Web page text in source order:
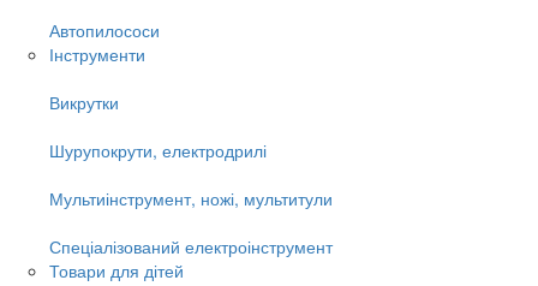
Автопилососи
Інструменти
Викрутки
Шурупокрути, електродрилі
Мультиінструмент, ножі, мультитули
Спеціалізований електроінструмент
Товари для дітей